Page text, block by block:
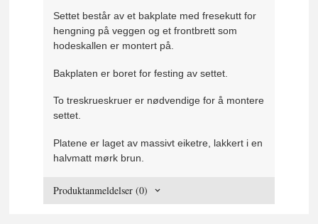
Settet består av et bakplate med fresekutt for
hengning på veggen og et frontbrett som
hodeskallen er montert på.
Bakplaten er boret for festing av settet.
To treskrueskruer er nødvendige for å montere
settet.
Platene er laget av massivt eiketre, lakkert i en
halvmatt mørk brun.
Produktanmeldelser (0)